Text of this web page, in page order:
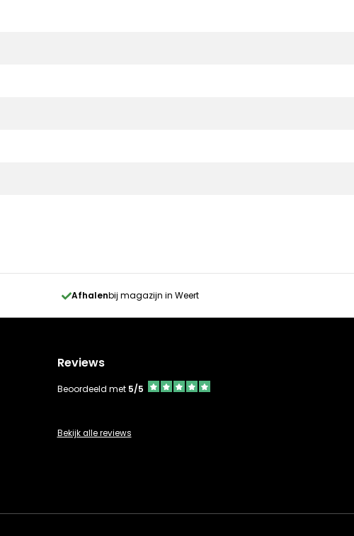
Afhalenbij magazijn in Weert
Reviews
Beoordeeld met 5/5
Bekijk alle reviews